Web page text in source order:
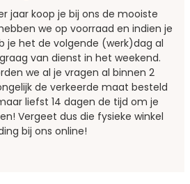
jaar koop je bij ons de mooiste
we op voorraad en indien je
je het de volgende (werk)dag al
van dienst in het weekend.
we al je vragen al binnen 2
de verkeerde maat besteld
liefst 14 dagen de tijd om je
Vergeet dus die fysieke winkel
bij ons online!